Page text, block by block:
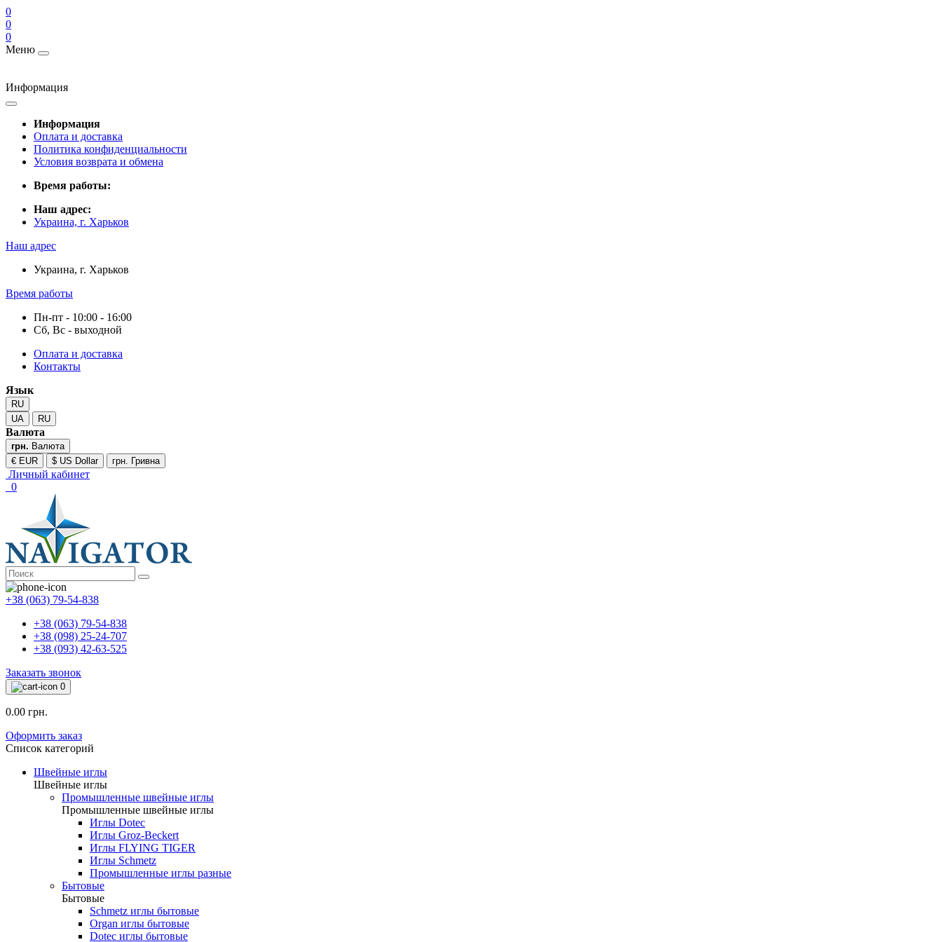
0
0
0
Меню
Информация
Информация
Оплата и доставка
Политика конфиденциальности
Условия возврата и обмена
Время работы:
Наш адрес:
Украина, г. Харьков
Наш адрес
Украина, г. Харьков
Время работы
Пн-пт - 10:00 - 16:00
Сб, Вс - выходной
Оплата и доставка
Контакты
Язык
RU
UA
RU
Валюта
грн. Валюта
€ EUR
$ US Dollar грн. Гривна
Личный кабинет
0
+38 (063) 79-54-838
+38 (063) 79-54-838
+38 (098) 25-24-707
+38 (093) 42-63-525
Заказать звонок
0
0.00 грн.
Оформить заказ
Список категорий
Швейные иглы
Швейные иглы
Промышленные швейные иглы
Промышленные швейные иглы
Иглы Dotec
Иглы Groz-Beckert
Иглы FLYING TIGER
Иглы Schmetz
Промышленные иглы разные
Бытовые
Бытовые
Schmetz иглы бытовые
Organ иглы бытовые
Dotec иглы бытовые